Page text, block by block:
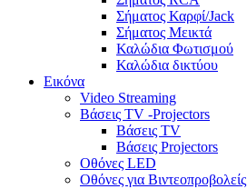
Σήματος Καρφί/Jack
Σήματος Μεικτά
Καλώδια Φωτισμού
Καλώδια δικτύου
Εικόνα
Video Streaming
Βάσεις TV -Projectors
Βάσεις TV
Βάσεις Projectors
Οθόνες LED
Οθόνες για Βιντεοπροβολείς